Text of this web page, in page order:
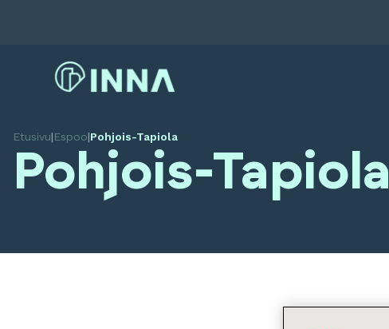
Etusivu|Espoo|Pohjois-Tapiola
Pohjois-Tapiola